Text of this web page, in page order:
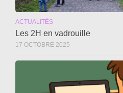
ACTUALITÉS
Les 2H en vadrouille
17 OCTOBRE 2025